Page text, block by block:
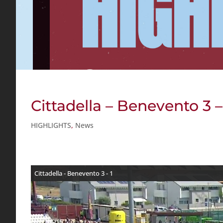
Cittadella – Benevento 3 –
HIGHLIGHTS, News
Cittadella - Benevento 3 - 1